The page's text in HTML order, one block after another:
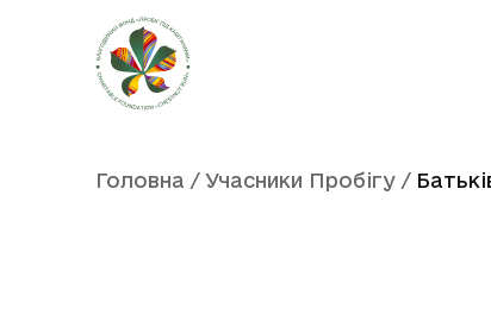
Головна / Учасники Пробігу /